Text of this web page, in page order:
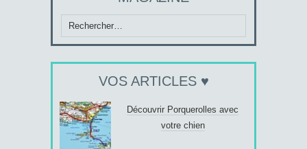
Rechercher :
VOS ARTICLES ♥
Découvrir Porquerolles avec
votre chien